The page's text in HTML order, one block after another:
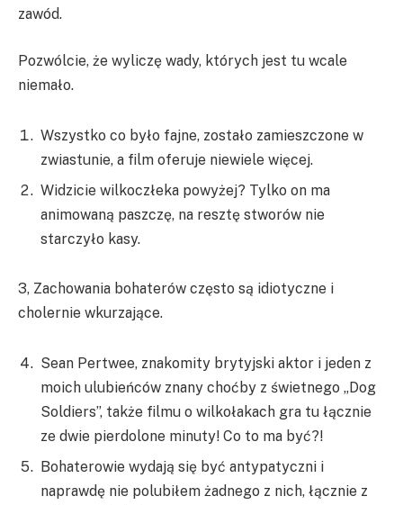
zawód.
Pozwólcie, że wyliczę wady, których jest tu wcale
niemało.
Wszystko co było fajne, zostało zamieszczone w
zwiastunie, a film oferuje niewiele więcej.
Widzicie wilkoczłeka powyżej? Tylko on ma
animowaną paszczę, na resztę stworów nie
starczyło kasy.
3, Zachowania bohaterów często są idiotyczne i
cholernie wkurzające.
Sean Pertwee, znakomity brytyjski aktor i jeden z
moich ulubieńców znany choćby z świetnego „Dog
Soldiers”, także filmu o wilkołakach gra tu łącznie
ze dwie pierdolone minuty! Co to ma być?!
Bohaterowie wydają się być antypatyczni i
naprawdę nie polubiłem żadnego z nich, łącznie z